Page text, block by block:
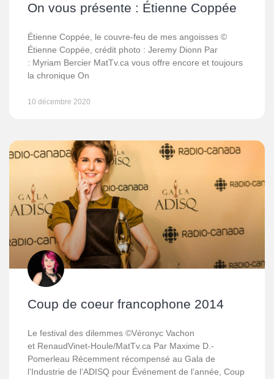
On vous présente : Étienne Coppée
Étienne Coppée, le couvre-feu de mes angoisses ©
Étienne Coppée, crédit photo : Jeremy Dionn Par
: Myriam Bercier MatTv.ca vous offre encore et toujours
la chronique On
10 décembre 2020
Coup de coeur francophone 2014
Le festival des dilemmes ©Véronyc Vachon
et RenaudVinet-Houle/MatTv.ca Par Maxime D.-
Pomerleau Récemment récompensé au Gala de
l’Industrie de l’ADISQ pour Événement de l’année, Coup